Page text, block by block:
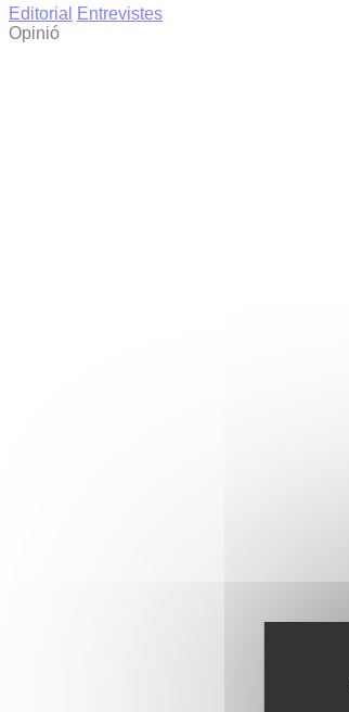
Editorial
Entrevistes
Opinió